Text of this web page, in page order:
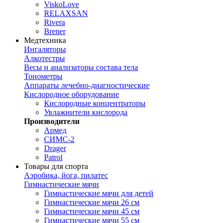
ViskoLove
RELAXSAN
Rivera
Brener
Медтехника
Ингаляторы
Алкотестры
Весы и анализаторы состава тела
Тонометры
Аппараты лечебно-диагностические
Кислородное оборудование
Кислородные концентраторы
Увлажнители кислорода
Производители
Армед
СИМС-2
Drager
Patrol
Товары для спорта
Аэробика, йога, пилатес
Гимнастические мячи
Гимнастические мячи для детей
Гимнастические мячи 26 см
Гимнастические мячи 45 см
Гимнастические мячи 55 см